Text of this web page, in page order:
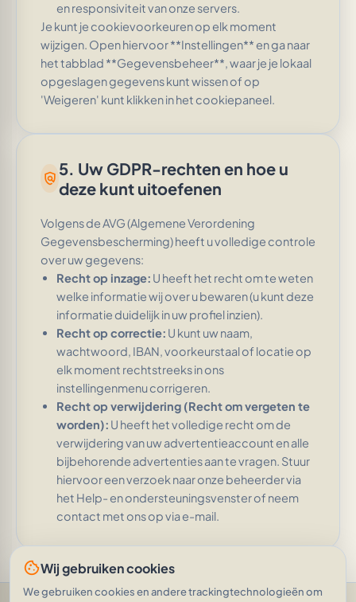
en responsiviteit van onze servers.
Je kunt je cookievoorkeuren op elk moment
wijzigen. Open hiervoor **Instellingen** en ga naar
het tabblad **Gegevensbeheer**, waar je je lokaal
opgeslagen gegevens kunt wissen of op
'Weigeren' kunt klikken in het cookiepaneel.
policy 5. Uw GDPR-rechten en hoe u
deze kunt uitoefenen
Volgens de AVG (Algemene Verordening
Gegevensbescherming) heeft u volledige controle
over uw gegevens:
Recht op inzage: U heeft het recht om te weten
welke informatie wij over u bewaren (u kunt deze
informatie duidelijk in uw profiel inzien).
Recht op correctie: U kunt uw naam,
wachtwoord, IBAN, voorkeurstaal of locatie op
elk moment rechtstreeks in ons
instellingenmenu corrigeren.
Recht op verwijdering (Recht om vergeten te
worden): U heeft het volledige recht om de
verwijdering van uw advertentieaccount en alle
bijbehorende advertenties aan te vragen. Stuur
hiervoor een verzoek naar onze beheerder via
het Help- en ondersteuningsvenster of neem
contact met ons op via e-mail.
cookieWij gebruiken cookies
We gebruiken cookies en andere trackingtechnologieën om